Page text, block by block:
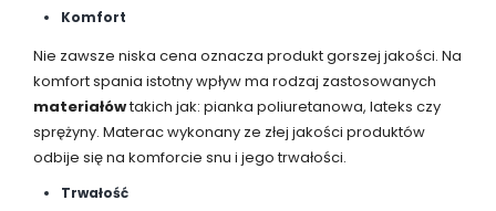
Komfort
Nie zawsze niska cena oznacza produkt gorszej jakości. Na
komfort spania istotny wpływ ma rodzaj zastosowanych
materiałówtakich jak: pianka poliuretanowa, lateks czy
sprężyny. Materac wykonany ze złej jakości produktów
odbije się na komforcie snu i jego trwałości.
Trwałość